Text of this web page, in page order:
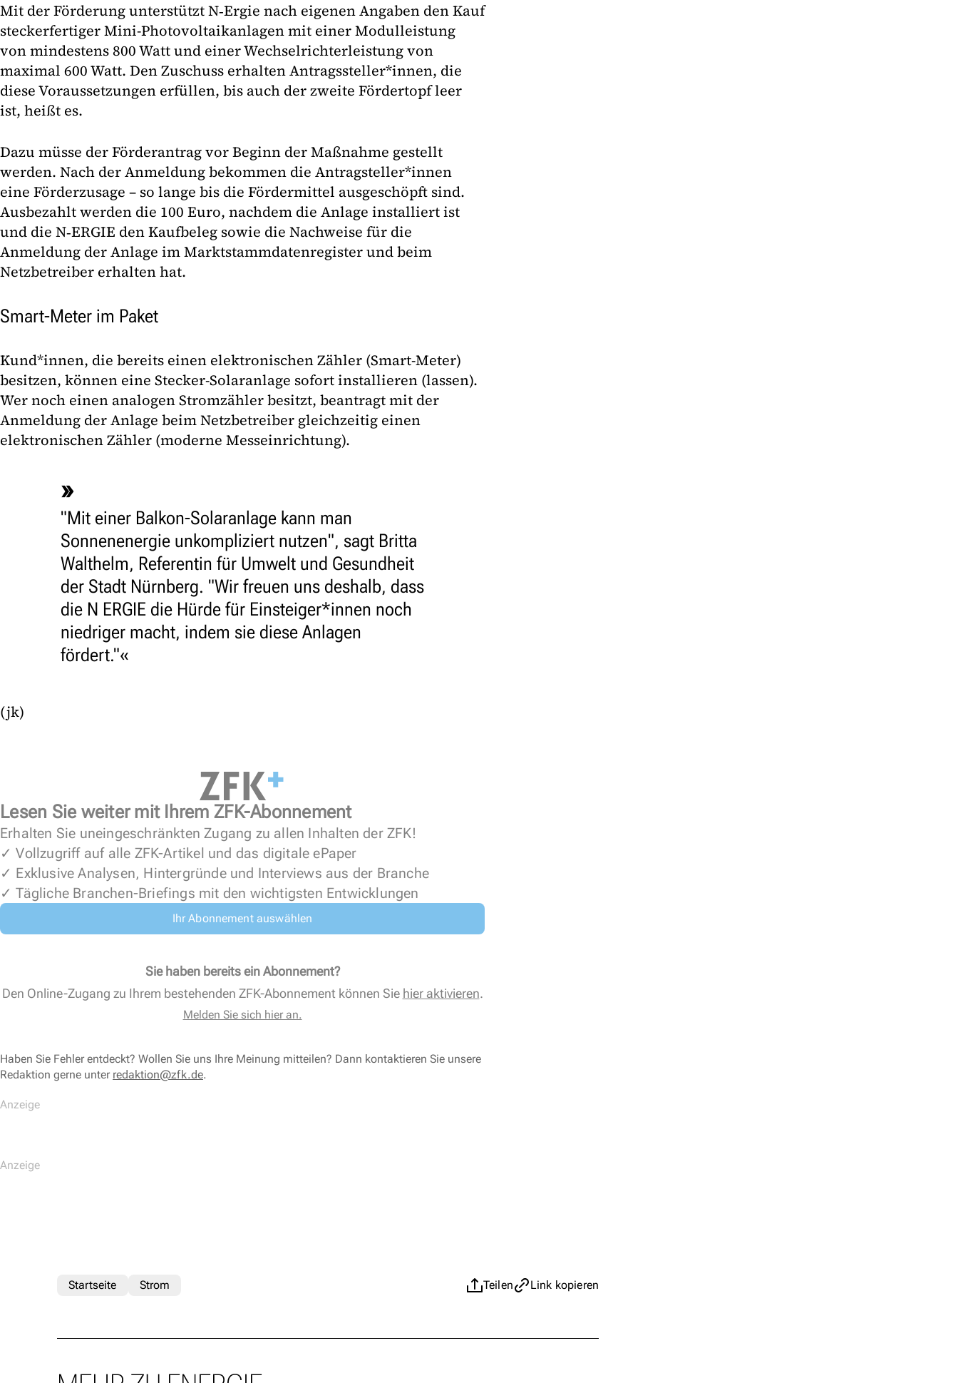
Mit der Förderung unterstützt N‑Ergie nach eigenen Angaben den Kauf
steckerfertiger Mini-Photovoltaikanlagen mit einer Modulleistung
von mindestens 800 Watt und einer Wechselrichterleistung von
maximal 600 Watt. Den Zuschuss erhalten Antragssteller*innen, die
diese Voraussetzungen erfüllen, bis auch der zweite Fördertopf leer
ist, heißt es.
Dazu müsse der Förderantrag vor Beginn der Maßnahme gestellt
werden. Nach der Anmeldung bekommen die Antragsteller*innen
eine Förderzusage – so lange bis die Fördermittel ausgeschöpft sind.
Ausbezahlt werden die 100 Euro, nachdem die Anlage installiert ist
und die N‑ERGIE den Kaufbeleg sowie die Nachweise für die
Anmeldung der Anlage im Marktstammdatenregister und beim
Netzbetreiber erhalten hat.
Smart-Meter im Paket
Kund*innen, die bereits einen elektronischen Zähler (Smart-Meter)
besitzen, können eine Stecker-Solaranlage sofort installieren (lassen).
Wer noch einen analogen Stromzähler besitzt, beantragt mit der
Anmeldung der Anlage beim Netzbetreiber gleichzeitig einen
elektronischen Zähler (moderne Messeinrichtung).
"Mit einer Balkon-Solaranlage kann man
Sonnenenergie unkompliziert nutzen", sagt Britta
Walthelm, Referentin für Umwelt und Gesundheit
der Stadt Nürnberg. "Wir freuen uns deshalb, dass
die N ERGIE die Hürde für Einsteiger*innen noch
niedriger macht, indem sie diese Anlagen
fördert."
(jk)
Lesen Sie weiter mit Ihrem ZFK-Abonnement
Erhalten Sie uneingeschränkten Zugang zu allen Inhalten der ZFK!
✓ Vollzugriff auf alle ZFK-Artikel und das digitale ePaper
✓ Exklusive Analysen, Hintergründe und Interviews aus der Branche
✓ Tägliche Branchen-Briefings mit den wichtigsten Entwicklungen
Ihr Abonnement auswählen
Sie haben bereits ein Abonnement?
Den Online-Zugang zu Ihrem bestehenden ZFK-Abonnement können Sie hier aktivieren.
Melden Sie sich hier an.
Haben Sie Fehler entdeckt? Wollen Sie uns Ihre Meinung mitteilen? Dann kontaktieren Sie unsere
Redaktion gerne unter redaktion@zfk.de.
Teilen Link kopieren
Startseite Strom